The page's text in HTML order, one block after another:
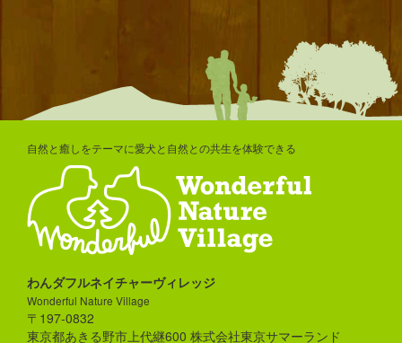
自然と癒しをテーマに愛犬と自然との共生を体験できる
わんダフルネイチャーヴィレッジ
Wonderful Nature Village
〒197-0832
東京都あきる野市上代継600 株式会社東京サマーランド